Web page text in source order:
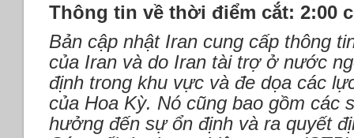
Thông tin về thời điểm cắt: 2:00
Bản cập nhật Iran cung cấp thông
của Iran và do Iran tài trợ ở nước
định trong khu vực và đe dọa các
của Hoa Kỳ. Nó cũng bao gồm các
hưởng đến sự ổn định và ra quyết